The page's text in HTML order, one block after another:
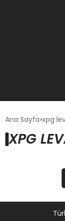
GÜNCEL
OYUN
EĞITIM
Ana Sayfa xpg
XPG